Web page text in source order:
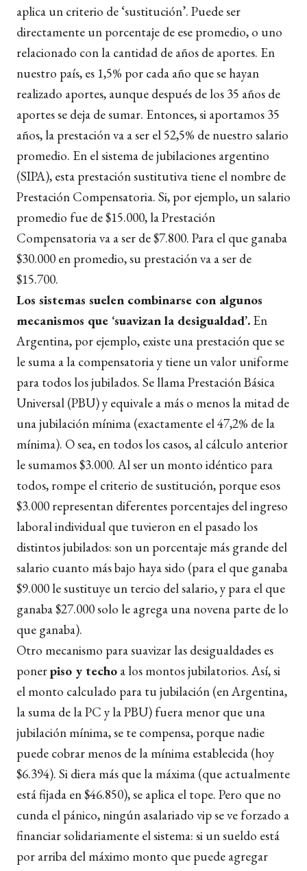
aplica un criterio de ‘sustitución’. Puede ser
directamente un porcentaje de ese promedio, o uno
relacionado con la cantidad de años de aportes. En
nuestro país, es 1,5% por cada año que se hayan
realizado aportes, aunque después de los 35 años de
aportes se deja de sumar. Entonces, si aportamos 35
años, la prestación va a ser el 52,5% de nuestro salario
promedio. En el sistema de jubilaciones argentino
(SIPA), esta prestación sustitutiva tiene el nombre de
Prestación Compensatoria. Si, por ejemplo, un salario
promedio fue de $15.000, la Prestación
Compensatoria va a ser de $7.800. Para el que ganaba
$30.000 en promedio, su prestación va a ser de
$15.700.
Los sistemas suelen combinarse con algunos
mecanismos que ‘suavizan la desigualdad’. En
Argentina, por ejemplo, existe una prestación que se
le suma a la compensatoria y tiene un valor uniforme
para todos los jubilados. Se llama Prestación Básica
Universal (PBU) y equivale a más o menos la mitad de
una jubilación mínima (exactamente el 47,2% de la
mínima). O sea, en todos los casos, al cálculo anterior
le sumamos $3.000. Al ser un monto idéntico para
todos, rompe el criterio de sustitución, porque esos
$3.000 representan diferentes porcentajes del ingreso
laboral individual que tuvieron en el pasado los
distintos jubilados: son un porcentaje más grande del
salario cuanto más bajo haya sido (para el que ganaba
$9.000 le sustituye un tercio del salario, y para el que
ganaba $27.000 solo le agrega una novena parte de lo
que ganaba).
Otro mecanismo para suavizar las desigualdades es
ponerpiso y techo a los montos jubilatorios. Así, si
el monto calculado para tu jubilación (en Argentina,
la suma de la PC y la PBU) fuera menor que una
jubilación mínima, se te compensa, porque nadie
puede cobrar menos de la mínima establecida (hoy
$6.394). Si diera más que la máxima (que actualmente
está fijada en $46.850), se aplica el tope. Pero que no
cunda el pánico, ningún asalariado vip se ve forzado a
financiar solidariamente el sistema: si un sueldo está
por arriba del máximo monto que puede agregar